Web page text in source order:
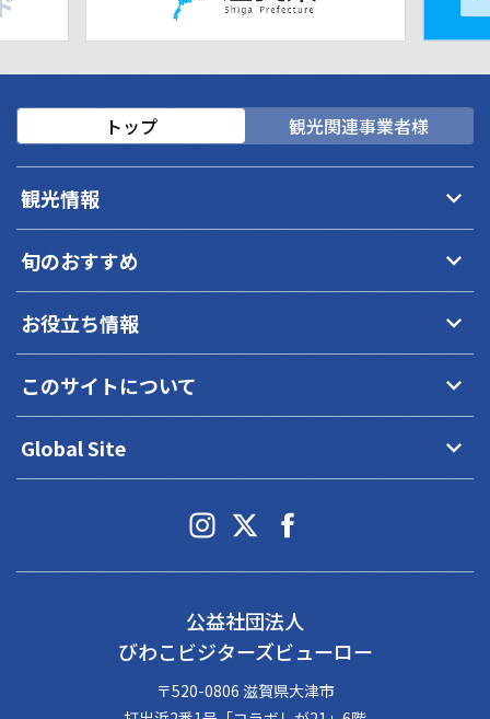
トップ 観光関連事業者様
観光情報 keyboard_arrow_down
旬のおすすめ keyboard_arrow_down
お役立ち情報 keyboard_arrow_down
このサイトについて keyboard_arrow_down
Global Site keyboard_arrow_down
公益社団法人
びわこビジターズビューロー
〒520-0806 滋賀県大津市